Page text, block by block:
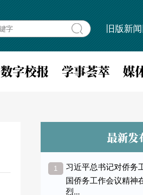
旧版新
数字校报 学事荟萃 媒
最新发
1 习近平总书记对侨务
国侨务工作会议精神
烈...